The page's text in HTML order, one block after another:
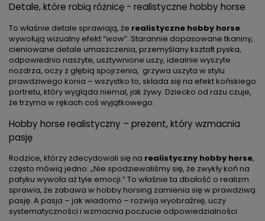
Detale, które robią różnicę - realistyczne hobby horse
To właśnie detale sprawiają, że realistyczne hobby horse
wywołują wizualny efekt “wow”. Starannie dopasowane tkaniny,
cieniowane detale umaszczenia, przemyślany kształt pyska,
odpowiednio naszyte, usztywnione uszy, idealnie wyszyte
nozdrza, oczy z głębią spojrzenia, grzywa uszyta w stylu
prawdziwego konia – wszystko to, składa się na efekt końskiego
portretu, który wygląda niemal, jak żywy. Dziecko od razu czuje,
że trzyma w rękach coś wyjątkowego.
Hobby horse realistyczny – prezent, który wzmacnia
pasję
Rodzice, którzy zdecydowali się na realistyczny hobby horse,
często mówią jedno: „Nie spodziewaliśmy się, że zwykły koń na
patyku wywoła aż tyle emocji.” To właśnie ta dbałość o realizm
sprawia, że zabawa w hobby horsing zamienia się w prawdziwą
pasję. A pasja – jak wiadomo – rozwija wyobraźnię, uczy
systematyczności i wzmacnia poczucie odpowiedzialności.